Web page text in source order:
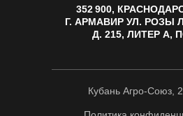
Кубань Агро-Союз,
352 900,
Г. АРМАВИР УЛ. РОЗЫ
Д. 215, ЛИТЕР А,